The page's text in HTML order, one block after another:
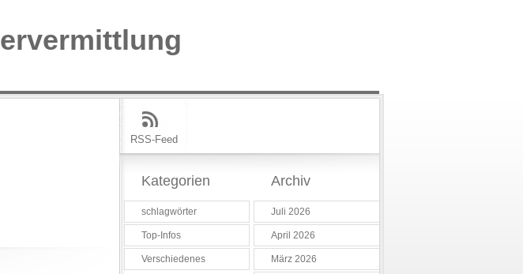
RSS-Feed
Kategorien
schlagwörter
Top-Infos
Verschiedenes
Archiv
Juli 2026
April 2026
März 2026